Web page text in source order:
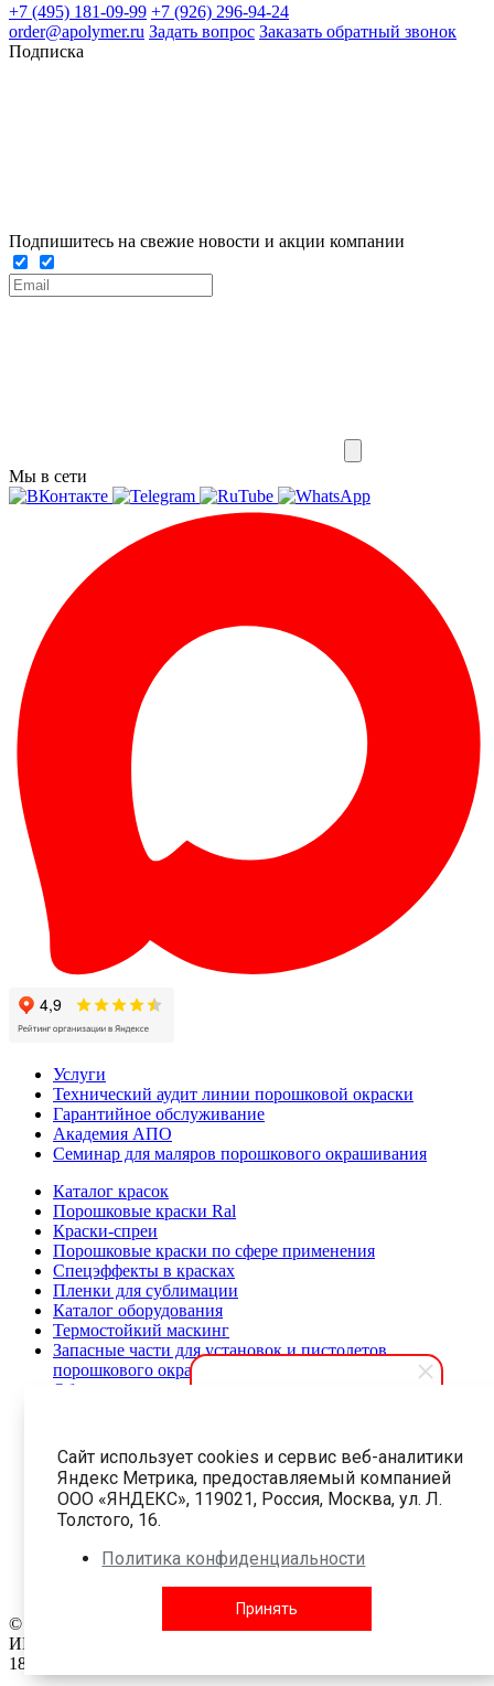
Здравствуйте! Мы готовы
помочь вам. Напишите, если у
вас появятся вопросы.
+7 (495) 181-09-99 +7 (926) 296-94-24
order@apolymer.ru Задать вопрос Заказать обратный звонок
Подписка
Подпишитесь на свежие новости и акции компании
Мы в сети
Услуги
Технический аудит линии порошковой окраски
Гарантийное обслуживание
Академия АПО
Семинар для маляров порошкового окрашивания
Каталог красок
Порошковые краски Ral
Краски-спреи
Порошковые краски по сфере применения
Спецэффекты в красках
Пленки для сублимации
Каталог оборудования
Термостойкий маскинг
Запасные части для установок и пистолетов
порошкового окрашивания
Оборудование для нанесения порошковой краски
О нас
Полезная информация
Новости
Статьи
Распродажа
Политика конфиденциальности
Соглашение на обработку персональных данных
© 1999-2026 Все права защищены.
ИНН: 9702043058 ОГРН: 1227700282040
18 +
Сайт использует cookies и сервис веб-аналитики
Яндекс Метрика, предоставляемый компанией
ООО «ЯНДЕКС», 119021, Россия, Москва, ул. Л.
Толстого, 16.
Политика конфиденциальности
Принять